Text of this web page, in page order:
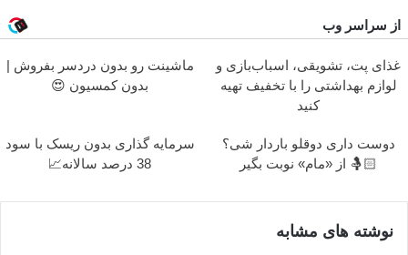
از سراسر وب
غذای پت، تشویقی، اسباب‌بازی و
لوازم بهداشتی را با تخفیف تهیه
کنید
ماشینت رو بدون دردسر بفروش |
بدون کمسیون 😍
دوست داری دوقلو باردار شی؟
🤱🏻 از «مام» نوبت بگیر
سرمایه گذاری بدون ریسک با سود
38 درصد سالانه📈
نوشته های مشابه